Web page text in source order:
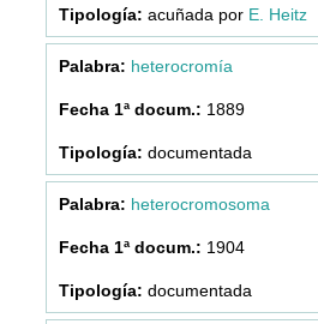
acuñada por E. Heitz
heterocromía
1889
documentada
heterocromosoma
1904
documentada